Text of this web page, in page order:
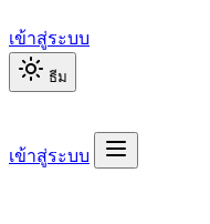
เข้าสู่ระบบ
ธีม
เข้าสู่ระบบ